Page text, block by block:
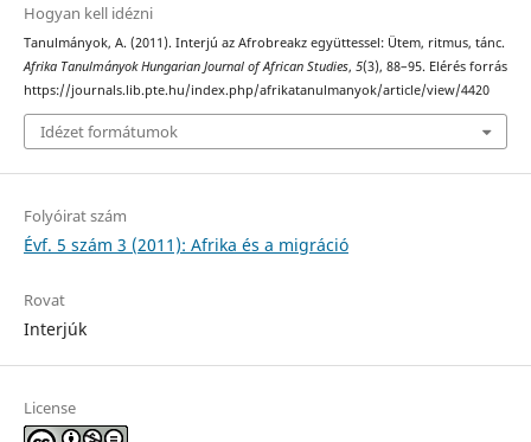
Hogyan kell idézni
Tanulmányok, A. (2011). Interjú az Afrobreakz együttessel: Ütem, ritmus, tánc.
Afrika Tanulmányok Hungarian Journal of African Studies, 5(3), 88–95. Elérés forrás
https://journals.lib.pte.hu/index.php/afrikatanulmanyok/article/view/4420
Idézet formátumok
Folyóirat szám
Évf. 5 szám 3 (2011): Afrika és a migráció
Rovat
Interjúk
License